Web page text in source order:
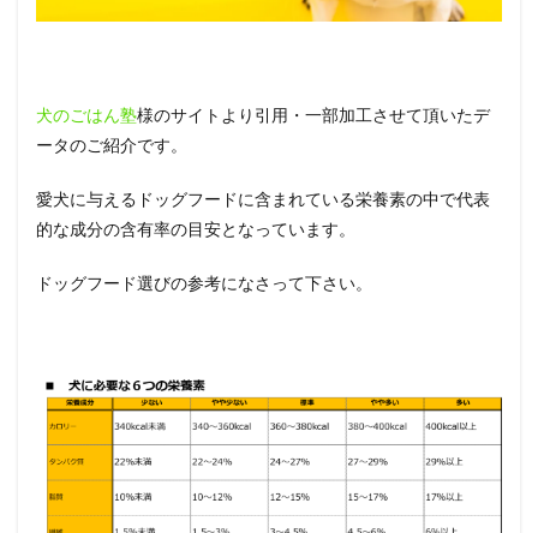
犬のごはん塾様のサイトより引用・一部加工させて頂いたデ
ータのご紹介です。
愛犬に与えるドッグフードに含まれている栄養素の中で代表
的な成分の含有率の目安となっています。
ドッグフード選びの参考になさって下さい。